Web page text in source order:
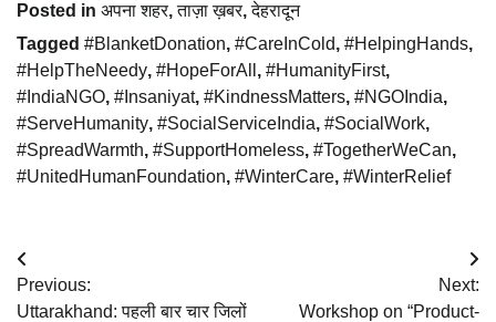
Posted in अपना शहर,ताज़ा ख़बर,देहरादून
Tagged #BlanketDonation, #CareInCold, #HelpingHands,
#HelpTheNeedy, #HopeForAll , #HumanityFirst,
#IndiaNGO, #Insaniyat, #KindnessMatters, #NGOIndia,
#ServeHumanity, #SocialServiceIndia, #SocialWork,
#SpreadWarmth, #SupportHomeless, #TogetherWeCan,
#UnitedHumanFoundation, #WinterCare, #WinterRelief
Post
navigation
Previous:
Uttarakhand: पहली बार चार जिलों
Next:
Workshop on “Product-